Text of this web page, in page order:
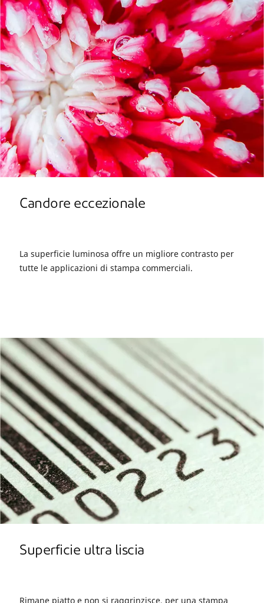
Candore eccezionale
La superficie luminosa offre un migliore contrasto per
tutte le applicazioni di stampa commerciali.
Superficie ultra liscia
Rimane piatto e non si raggrinzisce, per una stampa